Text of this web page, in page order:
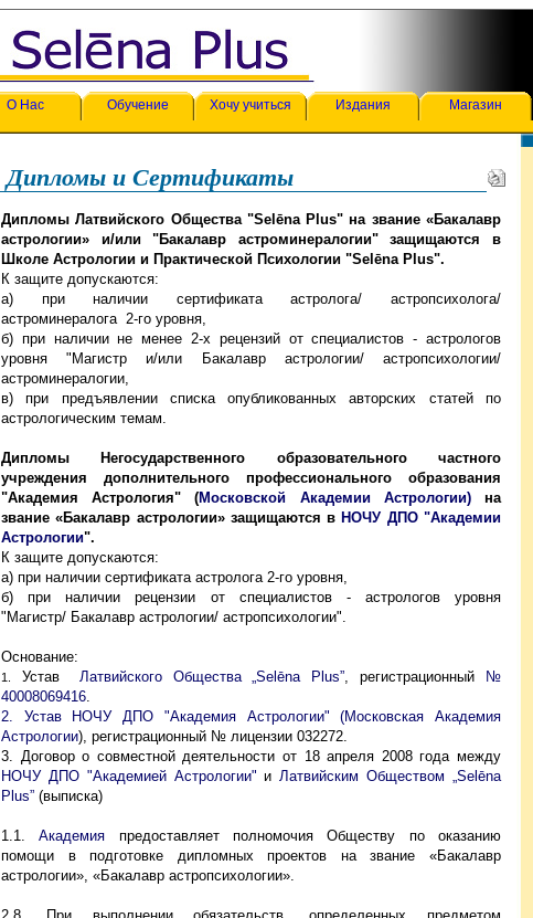
О Нас Обучение Хочу учиться Издания Магазин
Дипломы и Сертификаты
Дипломы Латвийского Общества "Selēna Plus" на звание «Бакалавр
астрологии» и/или "Бакалавр астроминералогии"
защищаются в
Школе Астрологии и Практической Психологии "Selēna Plus".
К защите допускаются:
а) при наличии сертификата астролога/ астропсихолога/
астроминералога 2-го уровня,
б) при наличии не менее 2-х рецензий от специалистов - астрологов
уровня "Магистр и/или Бакалавр астрологии/ астропсихологии/
астроминералогии,
в) при предъявлении списка опубликованных авторских статей по
астрологическим темам.
Дипломы Негосударственного образовательного частного
учреждения дополнительного профессионального образования
"Академия Астрология" (Московской Академии Астрологии)
на
звание «Бакалавр астрологии» защищаются в НОЧУ ДПО "Академии
Астрологии".
К защите допускаются:
а) при наличии сертификата астролога 2-го уровня,
б)при наличии рецензии от специалистов - астрологов уровня
"Магистр/ Бакалавр астрологии/ астропсихологии".
Основание:
1. Устав Латвийского Общества„Selēna Plus”, регистрационный
№
40008069416.
2. Устав НОЧУ ДПО "Академия Астрологии" (Московская Академия
Астрологии), регистрационный № лицензии 032272.
3. Договор о совместной деятельности от 18 апреля 2008 года между
НОЧУ ДПО "Академией Астрологии" иЛатвийским Обществом„Selēna
Plus” (выписка)
1.1.Академия предоставляет полномочия Обществу по оказанию
помощи в подготовке дипломных проектов на звание «Бакалавр
астрологии», «Бакалавр астропсихологии».